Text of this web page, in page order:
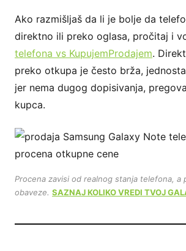
Ako razmišljaš da li je bolje da
direktno ili preko oglasa, pročitaj i
telefona vs KupujemProdajem.
preko otkupa je često brža,
jer nema dugog dopisivanja,
kupca.
Procena zavisi od realnog stanja telefona, a
obaveze. SAZNAJ KOLIKO VREDI TVOJ